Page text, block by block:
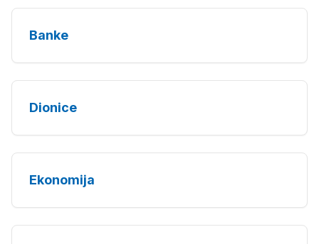
Banke
Dionice
Ekonomija